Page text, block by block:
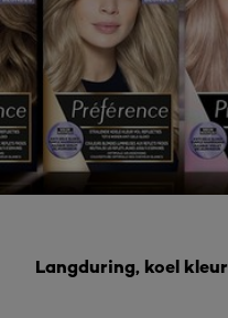
Langduring, koel